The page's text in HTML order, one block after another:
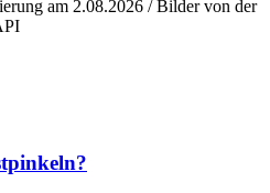
am 2.08.2026 / Bilder von der